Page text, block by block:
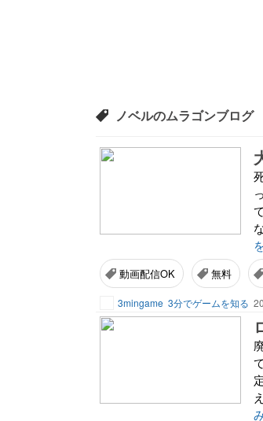
ノベルのムラゴンブログ
動画配信OK 無料
3mingame 3分でゲームを知る